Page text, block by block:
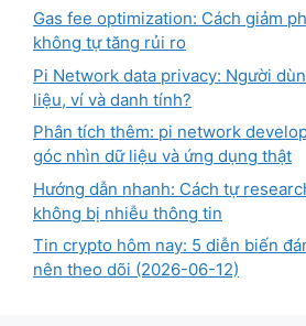
Gas fee optimization: Cách giảm
không tự tăng rủi ro
Pi Network data privacy: Người
liệu, ví và danh tính?
Phân tích thêm: pi network
góc nhìn dữ liệu và ứng dụng thật
Hướng dẫn nhanh: Cách tự
không bị nhiễu thông tin
Tin crypto hôm nay: 5 diễn biến
nên theo dõi (2026-06-12)